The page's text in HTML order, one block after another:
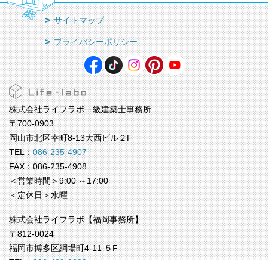
サイトマップ
プライバシーポリシー
株式会社ライフラボ一級建築士事務所
〒700-0903
岡山市北区幸町8-13大西ビル２F
TEL：086-235-4907
FAX：086-235-4908
＜営業時間＞9:00 ～17:00
＜定休日＞水曜
株式会社ライフラボ【福岡事務所】
〒812-0024
福岡市博多区綱場町4-11 ５F